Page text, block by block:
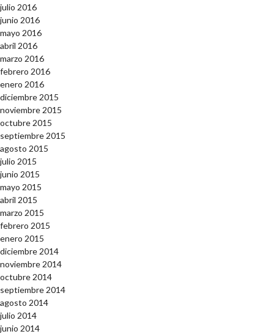
julio 2016
junio 2016
mayo 2016
abril 2016
marzo 2016
febrero 2016
enero 2016
diciembre 2015
noviembre 2015
octubre 2015
septiembre 2015
agosto 2015
julio 2015
junio 2015
mayo 2015
abril 2015
marzo 2015
febrero 2015
enero 2015
diciembre 2014
noviembre 2014
octubre 2014
septiembre 2014
agosto 2014
julio 2014
junio 2014